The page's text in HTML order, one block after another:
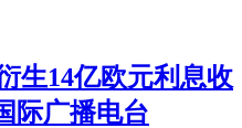
生14亿欧元利息收
际广播电台